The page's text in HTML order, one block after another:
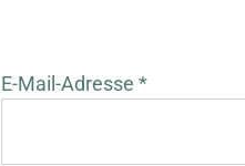
E-Mail-Adresse *